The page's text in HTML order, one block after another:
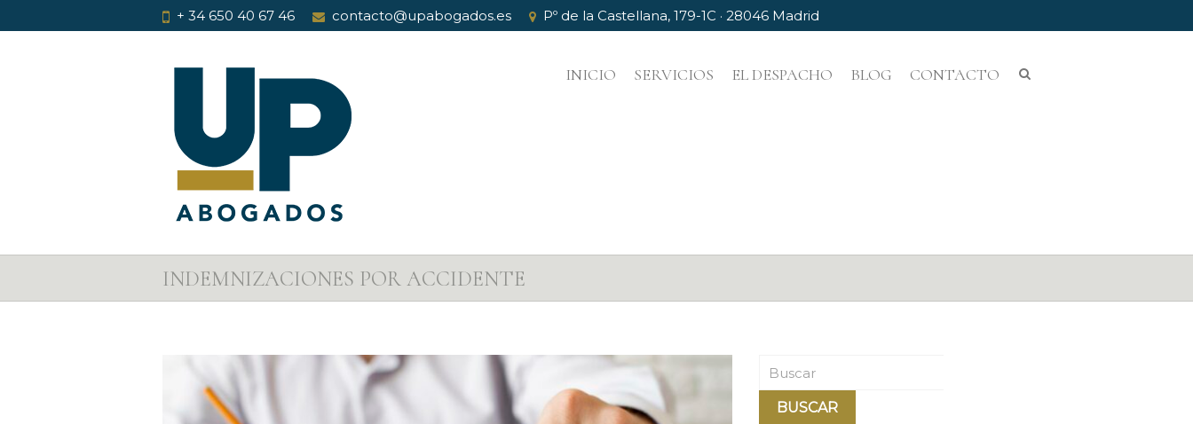
+ 34 650 40 67 46 contacto@upabogados.es Pº de la Castellana, 179-1C · 28046 Madrid
INICIO SERVICIOS EL DESPACHO BLOG CONTACTO
INDEMNIZACIONES POR ACCIDENTE